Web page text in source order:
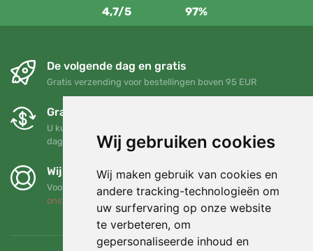
Wij gebruiken cookies
Wij maken gebruik van cookies en
andere tracking-technologieën om
uw surfervaring op onze website
te verbeteren, om
gepersonaliseerde inhoud en
4,7/5 97%
De volgende dag en gratis
Gratis verzending voor bestellingen boven 95 EUR
Gratis ruilen en retourneren
U kunt uw bestelling op elk gewenst moment binnen 90
dagen retourneren of ruilen
Wij steunen Trees.org
Voor elke bestelling planten we een boom! Lees meer Over
ons